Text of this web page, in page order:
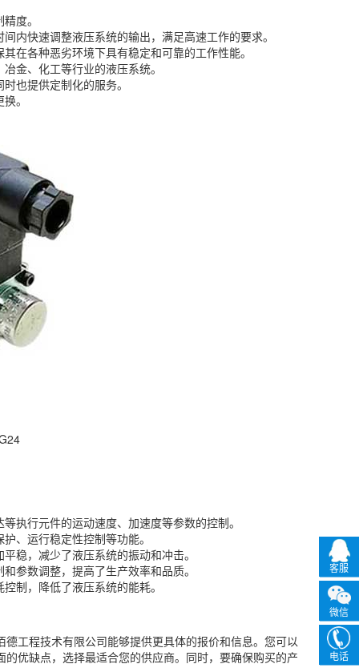
度。
内快速调整液压系统的输出，满足高速工作的要求。
在各种恶劣环境下具有稳定和可靠的工作性能。
金、化工等行业的液压系统。
也提供定制化的服务。
。
等执行元件的运动速度、加速度等参数的控制。
、运行稳定性控制等功能。
稳，减少了液压系统的振动和冲击。
参数调整，提高了生产效率和品质。
制，降低了液压系统的能耗。
工程技术有限公司能够提供更具体的报价和信息。您可以
优缺点，选择最适合您的供应商。同时，要确保购买的产
客服
微信
电话